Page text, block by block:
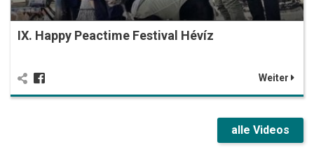
IX. Happy Peactime Festival Hévíz
Weiter
alle Videos